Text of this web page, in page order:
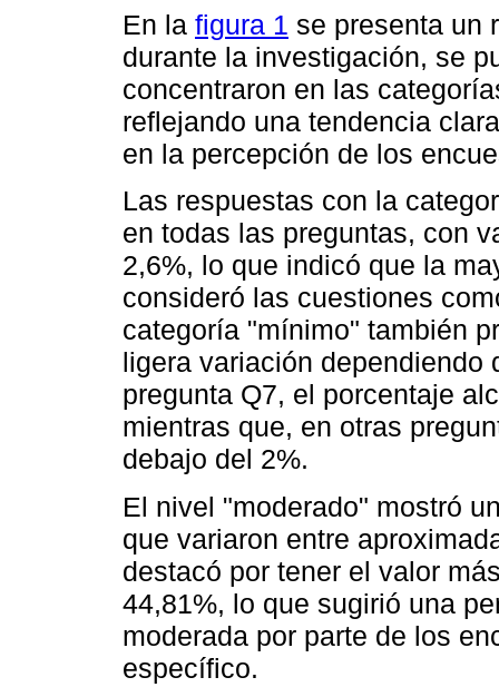
En la figura 1 se presenta un
durante la investigación, se
concentraron en las
reflejando una tendencia
en la percepción de los
Las respuestas con la
en todas las preguntas, con
2,6%, lo que indicó que la
consideró las cuestiones
categoría "mínimo" también
ligera variación dependiendo
pregunta Q7, el porcentaje
mientras que, en otras
debajo del 2%.
El nivel "moderado" mostró
que variaron entre
destacó por tener el valor
44,81%, lo que sugirió una
moderada por parte de los
específico.